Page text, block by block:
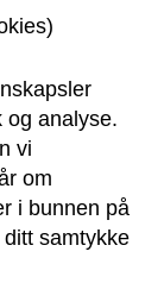
og analyse.
vi
om
i bunnen på
samtykke